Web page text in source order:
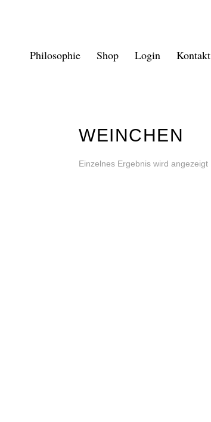
Philosophie Shop Login Kontakt
WEINCHEN
Einzelnes Ergebnis wird angezeigt